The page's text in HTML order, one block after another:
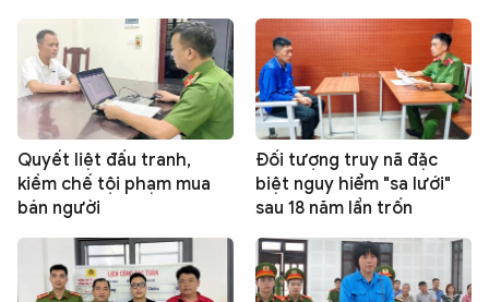
Quyết liệt đấu tranh,
kiềm chế tội phạm mua
bán người
Đối tượng truy nã đặc
biệt nguy hiểm "sa lưới"
sau 18 năm lẩn trốn